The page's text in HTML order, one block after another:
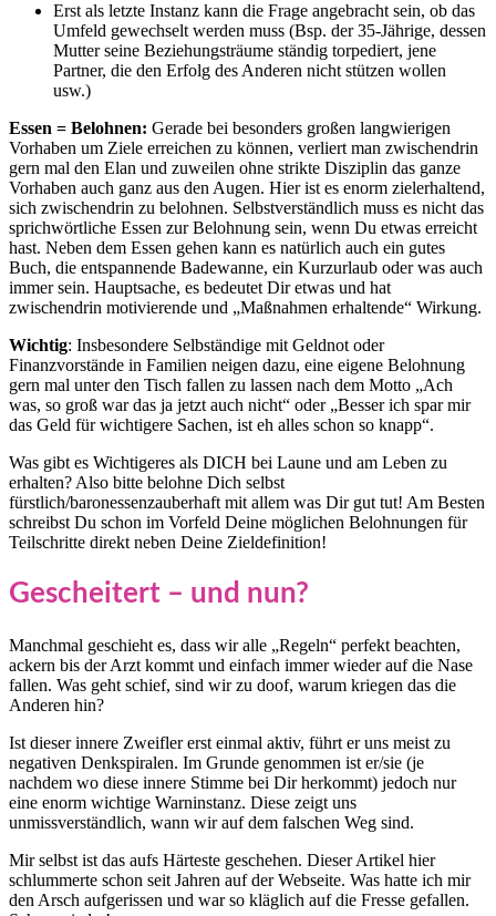
Erst als letzte Instanz kann die Frage angebracht sein, ob das
Umfeld gewechselt werden muss (Bsp. der 35-Jährige, dessen
Mutter seine Beziehungsträume ständig torpediert, jene
Partner, die den Erfolg des Anderen nicht stützen wollen
usw.)
Essen = Belohnen: Gerade bei besonders großen langwierigen
Vorhaben um Ziele erreichen zu können, verliert man zwischendrin
gern mal den Elan und zuweilen ohne strikte Disziplin das ganze
Vorhaben auch ganz aus den Augen. Hier ist es enorm zielerhaltend,
sich zwischendrin zu belohnen. Selbstverständlich muss es nicht das
sprichwörtliche Essen zur Belohnung sein, wenn Du etwas erreicht
hast. Neben dem Essen gehen kann es natürlich auch ein gutes
Buch, die entspannende Badewanne, ein Kurzurlaub oder was auch
immer sein. Hauptsache, es bedeutet Dir etwas und hat
zwischendrin motivierende und „Maßnahmen erhaltende“ Wirkung.
Wichtig: Insbesondere Selbständige mit Geldnot oder
Finanzvorstände in Familien neigen dazu, eine eigene Belohnung
gern mal unter den Tisch fallen zu lassen nach dem Motto „Ach
was, so groß war das ja jetzt auch nicht“ oder „Besser ich spar mir
das Geld für wichtigere Sachen, ist eh alles schon so knapp“.
Was gibt es Wichtigeres als DICH bei Laune und am Leben zu
erhalten? Also bitte belohne Dich selbst
fürstlich/baronessenzauberhaft mit allem was Dir gut tut! Am Besten
schreibst Du schon im Vorfeld Deine möglichen Belohnungen für
Teilschritte direkt neben Deine Zieldefinition!
Gescheitert – und nun?
Manchmal geschieht es, dass wir alle „Regeln“ perfekt beachten,
ackern bis der Arzt kommt und einfach immer wieder auf die Nase
fallen. Was geht schief, sind wir zu doof, warum kriegen das die
Anderen hin?
Ist dieser innere Zweifler erst einmal aktiv, führt er uns meist zu
negativen Denkspiralen. Im Grunde genommen ist er/sie (je
nachdem wo diese innere Stimme bei Dir herkommt) jedoch nur
eine enorm wichtige Warninstanz. Diese zeigt uns
unmissverständlich, wann wir auf dem falschen Weg sind.
Mir selbst ist das aufs Härteste geschehen. Dieser Artikel hier
schlummerte schon seit Jahren auf der Webseite. Was hatte ich mir
den Arsch aufgerissen und war so kläglich auf die Fresse gefallen.